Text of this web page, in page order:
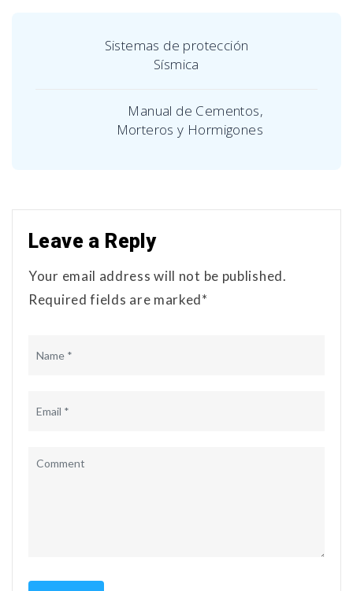
Sistemas de protección
Sísmica
Manual de Cementos,
Morteros y Hormigones
Leave a Reply
Your email address will not be published.
Required fields are marked*